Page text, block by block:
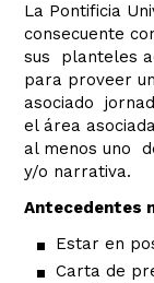
La Pontificia
consecuente
sus planteles
para proveer
asociado
el área
al menos uno
y/o narrativa.
Antecedentes
Estar en
Carta de